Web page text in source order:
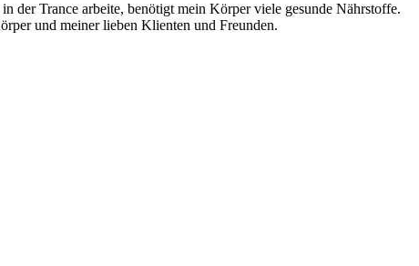
der Trance arbeite, benötigt mein Körper viele gesunde Nährstoffe.
und meiner lieben Klienten und Freunden.